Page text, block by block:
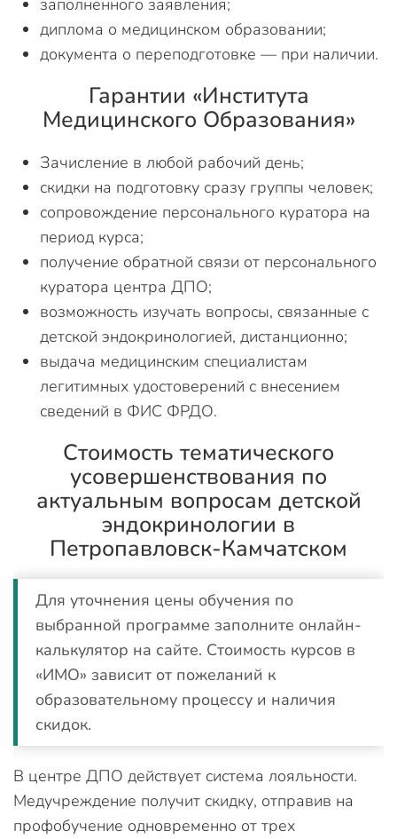
заполненного заявления;
диплома о медицинском образовании;
документа о переподготовке — при наличии.
Гарантии «Института
Медицинского Образования»
Зачисление в любой рабочий день;
скидки на подготовку сразу группы человек;
сопровождение персонального куратора на
период курса;
получение обратной связи от персонального
куратора центра ДПО;
возможность изучать вопросы, связанные с
детской эндокринологией, дистанционно;
выдача медицинским специалистам
легитимных удостоверений с внесением
сведений в ФИС ФРДО.
Стоимость тематического
усовершенствования по
актуальным вопросам детской
эндокринологии в
Петропавловск-Камчатском
Для уточнения цены обучения по
выбранной программе заполните онлайн-
калькулятор на сайте. Стоимость курсов в
«ИМО» зависит от пожеланий к
образовательному процессу и наличия
скидок.
В центре ДПО действует система лояльности.
Медучреждение получит скидку, отправив на
профобучение одновременно от трех